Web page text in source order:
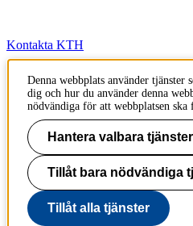
Kontakta KTH
Jobba på KTH
Press och media
Faktura och betalning KTH
Om KTH:s webbplatser
Tillgänglighetsredogörelse
Denna webbplats använder
dig och hur du använder denna
nödvändiga för att webbplatsen ska
Hantera valbara tjänster
Tillåt bara nödvändiga
Tillåt alla tjänster